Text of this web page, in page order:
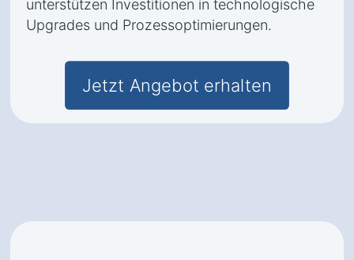
unterstützen Investitionen in technologische
Upgrades und Prozessoptimierungen.
Jetzt Angebot erhalten